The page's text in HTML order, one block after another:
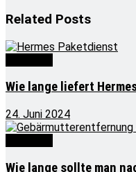
Related Posts
Wie lange liefert
24. Juni 2024
Wie lange sollte man